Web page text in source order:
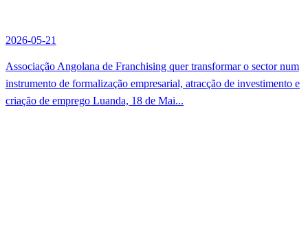
2026-05-21
Associação Angolana de Franchising quer transformar o sector num
instrumento de formalização empresarial, atracção de investimento e
criação de emprego Luanda, 18 de Mai...